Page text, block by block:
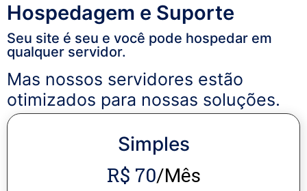
Hospedagem e Suporte
Seu site é seu e você pode hospedar em
qualquer servidor.
Mas nossos servidores estão
otimizados para nossas soluções.
Simples
R$ 70/Mês